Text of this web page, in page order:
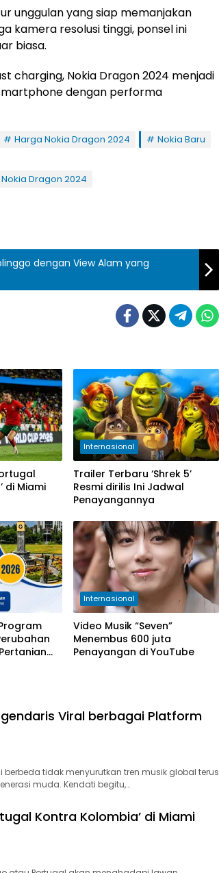
unggulan yang siap memanjakan
kamera resolusi tinggi, ponsel ini
biasa.
charging, Nokia Dragon 2024 menjadi
dengan performa
Harga Nokia Dragon 2024
Nokia Baru
Dragon 2024
di Miami
Internasional
Trailer Terbaru ‘Shrek 5’
Resmi dirilis Ini Jadwal
Penayangannya
Internasional
Video Musik “Seven”
Menembus 600 juta
Penayangan di YouTube
Viral berbagai Platform
berbeda tidak menyurutkan tren musik global terus
muda. Kendati begitu,…
Kontra Kolombia’ di Miami